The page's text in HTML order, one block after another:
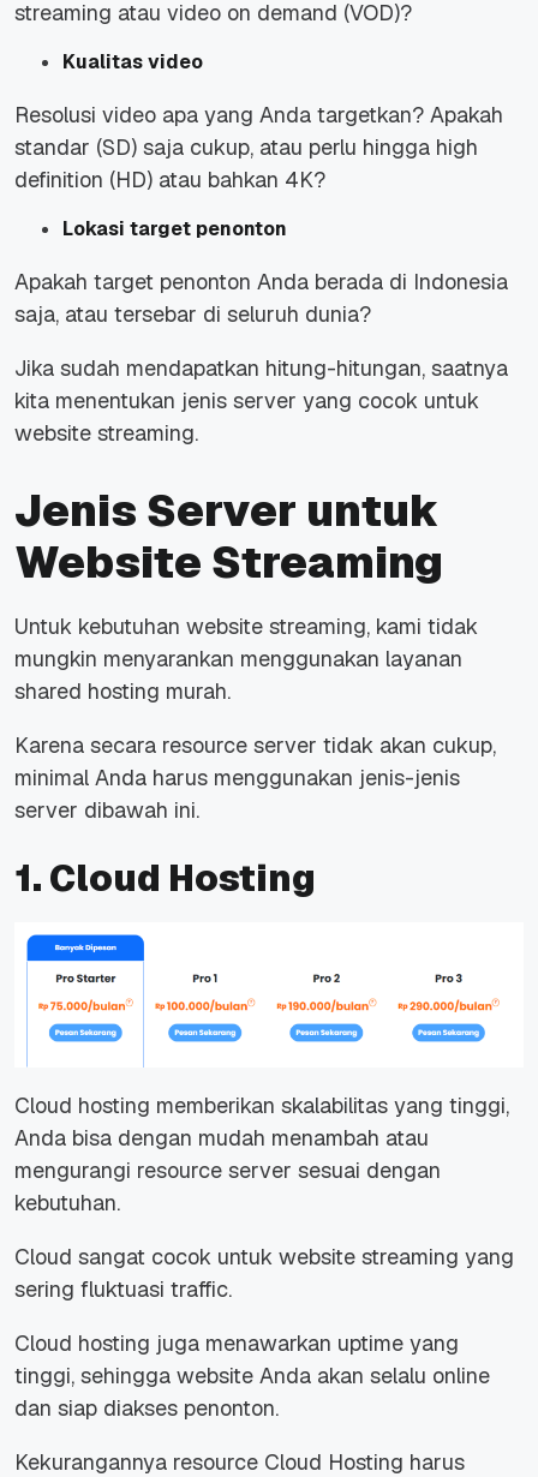
streaming atau video on demand (VOD)?
Kualitas video
Resolusi video apa yang Anda targetkan? Apakah
standar (SD) saja cukup, atau perlu hingga high
definition (HD) atau bahkan 4K?
Lokasi target penonton
Apakah target penonton Anda berada di Indonesia
saja, atau tersebar di seluruh dunia?
Jika sudah mendapatkan hitung-hitungan, saatnya
kita menentukan jenis server yang cocok untuk
website streaming.
Jenis Server untuk
Website Streaming
Untuk kebutuhan website streaming, kami tidak
mungkin menyarankan menggunakan layanan
shared hosting murah.
Karena secara resource server tidak akan cukup,
minimal Anda harus menggunakan jenis-jenis
server dibawah ini.
1. Cloud Hosting
Cloud hosting memberikan skalabilitas yang tinggi,
Anda bisa dengan mudah menambah atau
mengurangi resource server sesuai dengan
kebutuhan.
Cloud sangat cocok untuk website streaming yang
sering fluktuasi traffic.
Cloud hosting juga menawarkan uptime yang
tinggi, sehingga website Anda akan selalu online
dan siap diakses penonton.
Kekurangannya resource Cloud Hosting harus